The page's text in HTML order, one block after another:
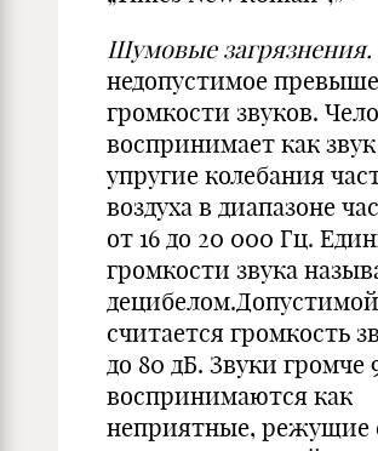
Шумовые загрязнения.
не­допустимое
громкости звуков.
воспринимает как звук
упругие колебания
воз­духа в диапазоне
от 16 до 20 000 Гц.
громкости зву­ка
децибелом.Допустимой
считается гром­кость
до 80 дБ. Звуки громче
воспринимаются как
неприят­ные, режущие